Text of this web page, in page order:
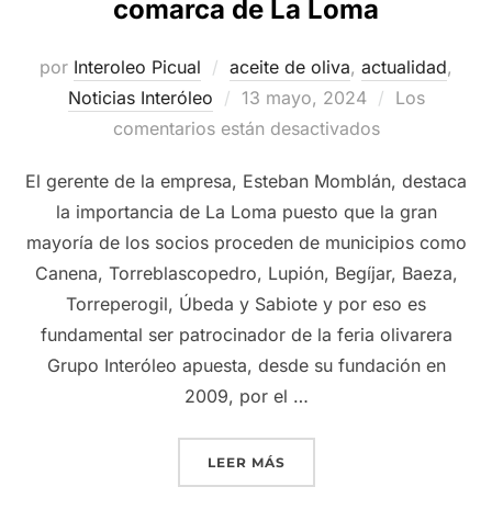
comarca de La Loma
por Interoleo Picual aceite de oliva, actualidad,
Noticias Interóleo
Publicado
el
13 mayo, 2024
Los
comentarios están desactivados
El gerente de la empresa, Esteban Momblán, destaca
la importancia de La Loma puesto que la gran
mayoría de los socios proceden de municipios como
Canena, Torreblascopedro, Lupión, Begíjar, Baeza,
Torreperogil, Úbeda y Sabiote y por eso es
fundamental ser patrocinador de la feria olivarera
Grupo Interóleo apuesta, desde su fundación en
2009, por el …
LEER MÁS«GRUPO INTERÓLEO